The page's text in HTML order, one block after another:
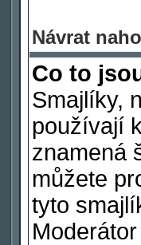
Návrat
Co to
Smajlíky,
používají
znamená
můžete
tyto